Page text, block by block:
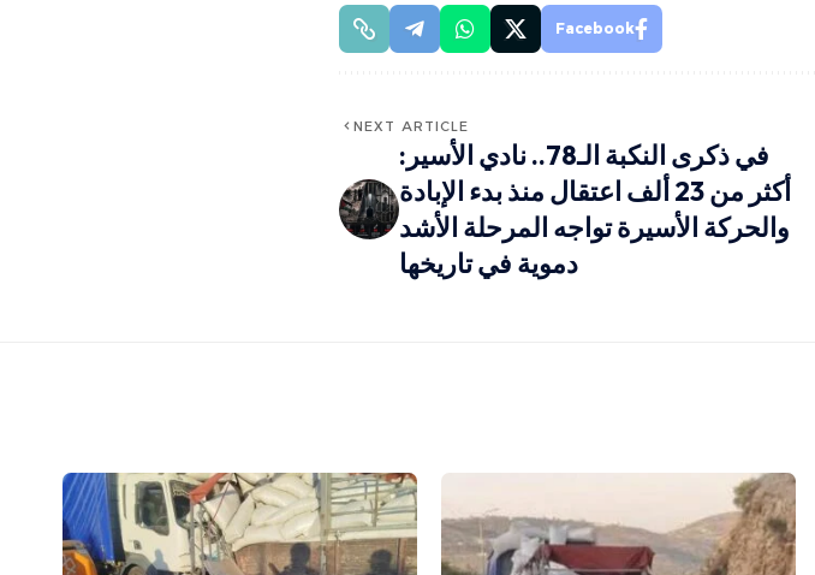
Facebook
NEXT ARTICLE
في ذكرى النكبة الـ78.. نادي الأسير:
أكثر من 23 ألف اعتقال منذ بدء الإبادة
والحركة الأسيرة تواجه المرحلة الأشد
دموية في تاريخها